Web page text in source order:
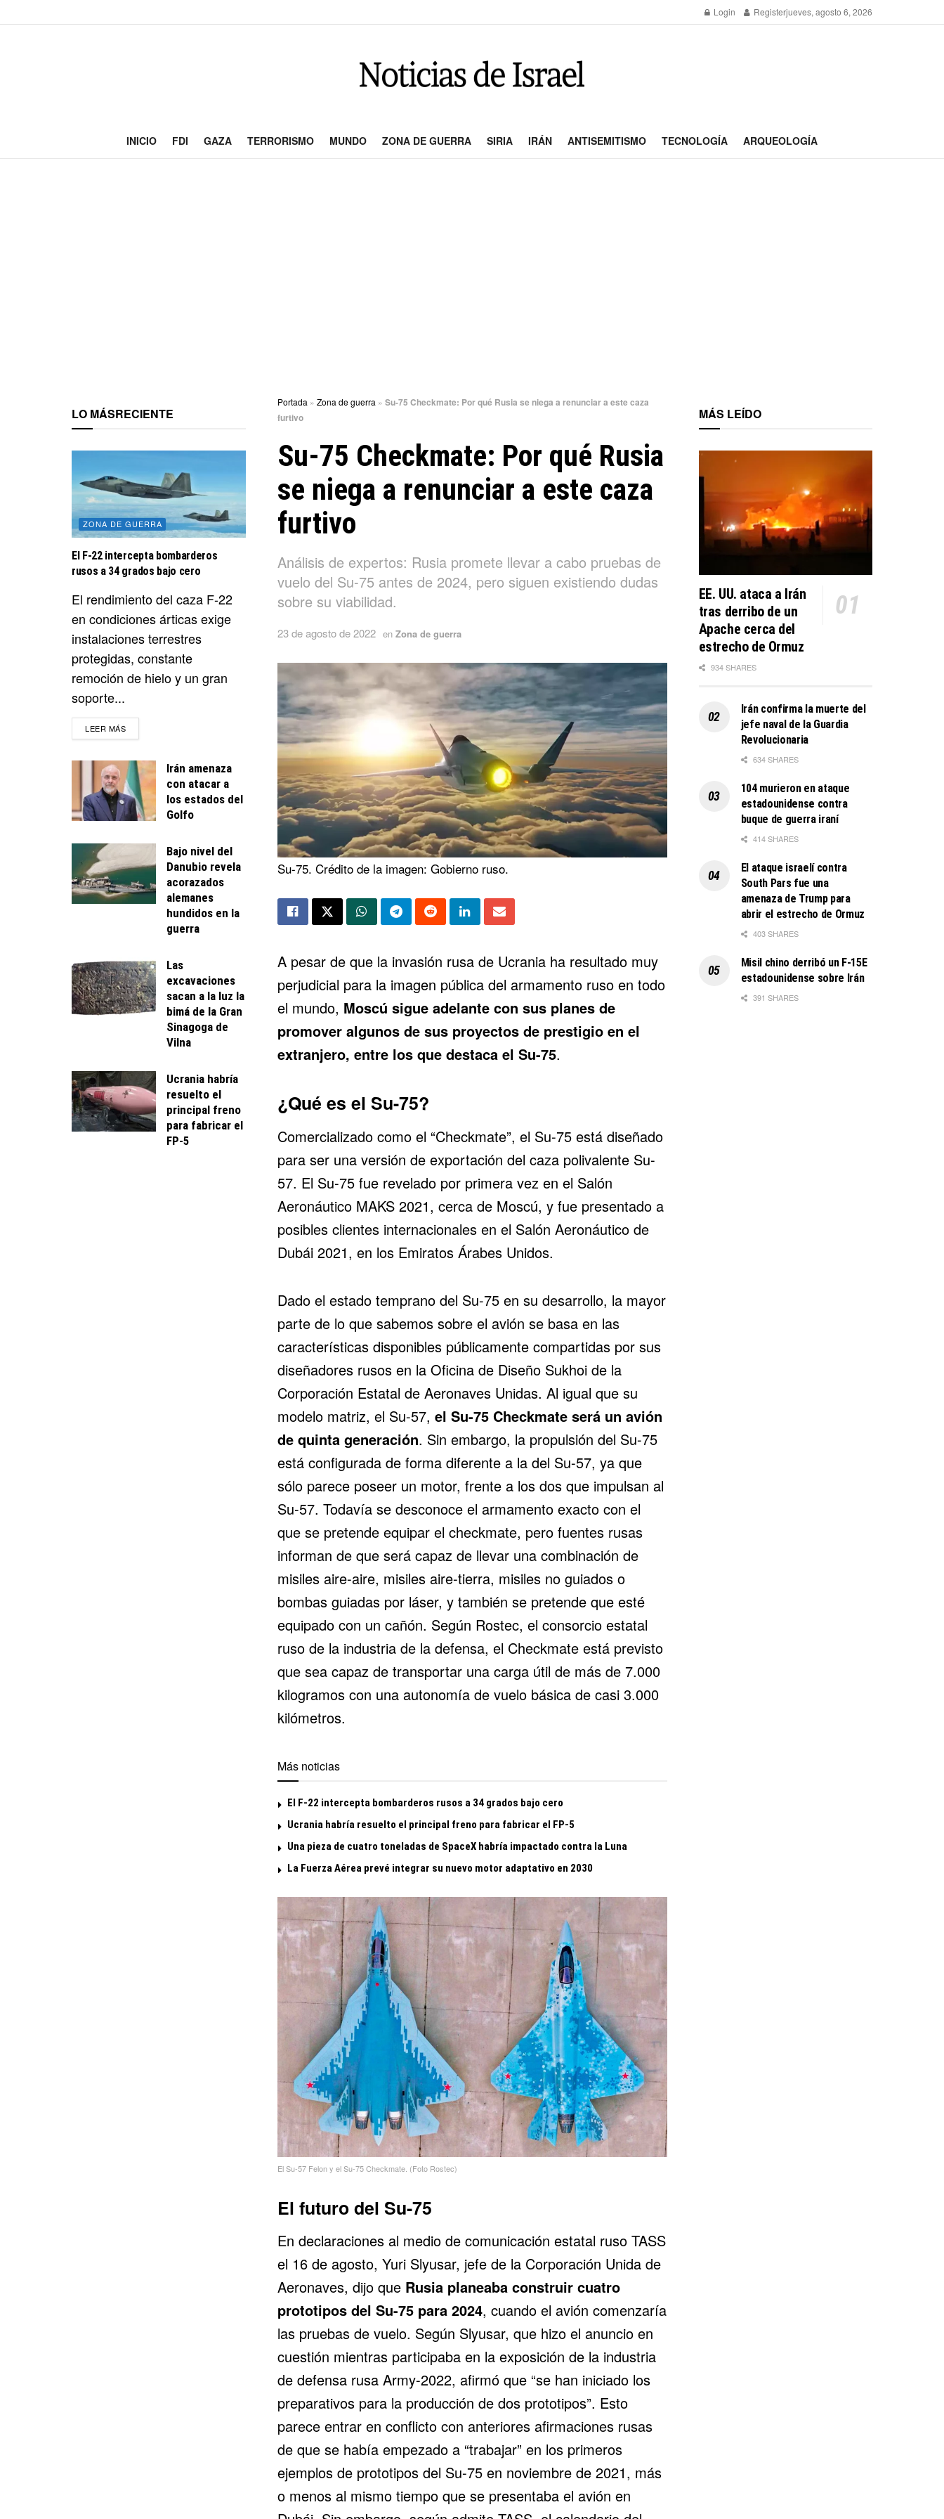
Login Registerjueves, agosto 6, 2026
INICIO FDI GAZA TERRORISMO MUNDO ZONA DE GUERRA SIRIA IRÁN ANTISEMITISMO TECNOLOGÍA ARQUEOLOGÍA
Portada » Zona de guerra » Su-75 Checkmate: Por qué Rusia se niega a renunciar a este caza
furtivo
Su-75 Checkmate: Por qué Rusia
se niega a renunciar a este caza
furtivo
Análisis de expertos: Rusia promete llevar a cabo pruebas de
vuelo del Su-75 antes de 2024, pero siguen existiendo dudas
sobre su viabilidad.
23 de agosto de 2022 en Zona de guerra
Su-75. Crédito de la imagen: Gobierno ruso.
A pesar de que la invasión rusa de Ucraniaha resultado muy
perjudicial para la imagen pública del armamento ruso en todo
el mundo, Moscú sigue adelante con sus planes de
promover algunos de sus proyectos de prestigio en el
extranjero, entre los que destaca el Su-75.
¿Qué es el Su-75?
Comercializado como el “Checkmate”, el Su-75 está diseñado
para ser una versión de exportación del caza polivalente Su-
57. El Su-75 fue revelado por primera vez en el Salón
Aeronáutico MAKS 2021, cerca de Moscú, y fue presentado a
posibles clientes internacionales en el Salón Aeronáutico de
Dubái 2021, en los Emiratos Árabes Unidos.
Dado el estado temprano del Su-75 en su desarrollo, la mayor
parte de lo que sabemos sobre el avión se basa en las
características disponibles públicamente compartidas por sus
diseñadores rusos en la Oficina de Diseño Sukhoi de la
Corporación Estatal de Aeronaves Unidas. Al igual que su
modelo matriz, el Su-57, el Su-75 Checkmate será un avión
de quinta generación. Sin embargo, la propulsión del Su-75
está configurada de forma diferente a la del Su-57, ya que
sólo parece poseer un motor, frente a los dos que impulsan al
Su-57. Todavía se desconoce el armamento exacto con el
que se pretende equipar el checkmate, pero fuentes rusas
informan de que será capaz de llevar una combinación de
misiles aire-aire, misiles aire-tierra, misiles no guiados o
bombas guiadas por láser, y también se pretende que esté
equipado con un cañón. Según Rostec, el consorcio estatal
ruso de la industria de la defensa, el Checkmate está previsto
que sea capaz de transportar una carga útil de más de 7.000
kilogramos con una autonomía de vuelo básica de casi 3.000
kilómetros.
Más noticias
El F-22 intercepta bombarderos rusos a 34 grados bajo cero
Ucrania habría resuelto el principal freno para fabricar el FP-5
Una pieza de cuatro toneladas de SpaceX habría impactado contra la Luna
La Fuerza Aérea prevé integrar su nuevo motor adaptativo en 2030
El Su-57 Felon y el Su-75 Checkmate. (Foto Rostec)
El futuro del Su-75
En declaraciones al medio de comunicación estatal ruso TASS
el 16 de agosto, Yuri Slyusar, jefe de la Corporación Unida de
Aeronaves, dijo que Rusia planeaba construir cuatro
prototipos del Su-75 para 2024, cuando el avión comenzaría
las pruebas de vuelo. Según Slyusar, que hizo el anuncio en
cuestión mientras participaba en la exposición de la industria
de defensa rusaArmy-2022, afirmó que “se han iniciado los
preparativos para la producción de dos prototipos”. Esto
parece entrar en conflicto con anteriores afirmaciones rusas
de que se había empezado a “trabajar” en los primeros
ejemplos de prototipos del Su-75 en noviembre de 2021, más
o menos al mismo tiempo que se presentaba el avión en
LO MÁSRECIENTE
ZONA DE GUERRA
El F-22 intercepta bombarderos
rusos a 34 grados bajo cero
El rendimiento del caza F-22
en condiciones árticas exige
instalaciones terrestres
protegidas, constante
remoción de hielo y un gran
soporte...
LEER MÁSDETAILS
Irán amenaza
con atacar a
los estados del
Golfo
Bajo nivel del
Danubio revela
acorazados
alemanes
hundidos en la
guerra
Las
excavaciones
sacan a la luz la
bimá de la Gran
Sinagoga de
Vilna
Ucrania habría
resuelto el
principal freno
para fabricar el
FP-5
MÁS LEÍDO
EE. UU. ataca a Irán
tras derribo de un
Apache cerca del
estrecho de Ormuz
934 SHARES
Irán confirma la muerte del
jefe naval de la Guardia
Revolucionaria
634 SHARES
104 murieron en ataque
estadounidense contra
buque de guerra iraní
414 SHARES
El ataque israelí contra
South Pars fue una
amenaza de Trump para
abrir el estrecho de Ormuz
403 SHARES
Misil chino derribó un F-15E
estadounidense sobre Irán
391 SHARES